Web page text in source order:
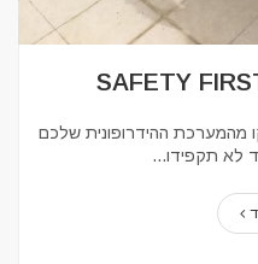
מהמערכת ההידרופונית שלכם
לא תקפידו...